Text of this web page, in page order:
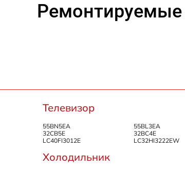
Телевизор
55BN5EA 55BL3EA
32CB5E
32BC4E
LC40FI3012E
LC32HI3222EW
Холодильник